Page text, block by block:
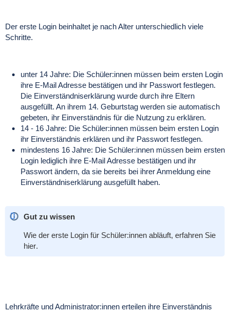
Der erste Login beinhaltet je nach Alter unterschiedlich viele
Schritte.
unter 14 Jahre: Die Schüler:innen müssen beim ersten Login
ihre E-Mail Adresse bestätigen und ihr Passwort festlegen.
Die Einverständniserklärung wurde durch ihre Eltern
ausgefüllt. An ihrem 14. Geburtstag werden sie automatisch
gebeten, ihr Einverständnis für die Nutzung zu erklären.
14 - 16 Jahre: Die Schüler:innen müssen beim ersten Login
ihr Einverständnis erklären und ihr Passwort festlegen.
mindestens 16 Jahre: Die Schüler:innen müssen beim ersten
Login lediglich ihre E-Mail Adresse bestätigen und ihr
Passwort ändern, da sie bereits bei ihrer Anmeldung eine
Einverständniserklärung ausgefüllt haben.
Gut zu wissen
Wie der erste Login für Schüler:innen abläuft, erfahren Sie
hier.
Lehrkräfte und Administrator:innen erteilen ihre Einverständnis